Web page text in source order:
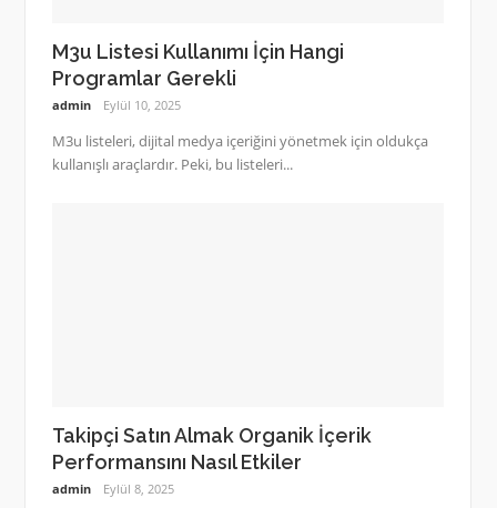
M3u Listesi Kullanımı İçin Hangi
Programlar Gerekli
admin Eylül 10, 2025
M3u listeleri, dijital medya içeriğini yönetmek için oldukça
kullanışlı araçlardır. Peki, bu listeleri...
Takipçi Satın Almak Organik İçerik
Performansını Nasıl Etkiler
admin Eylül 8, 2025